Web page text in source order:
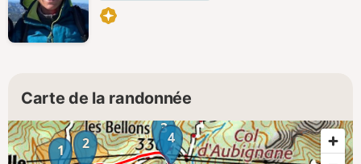
Carte de la randonnée
1 2
3
4